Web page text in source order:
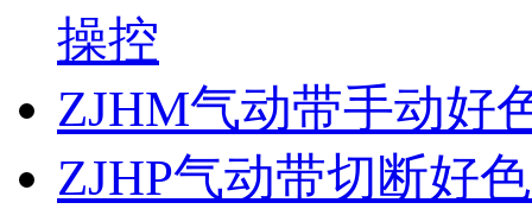
操控
ZJHM气动带手动好
ZJHP气动带切断好